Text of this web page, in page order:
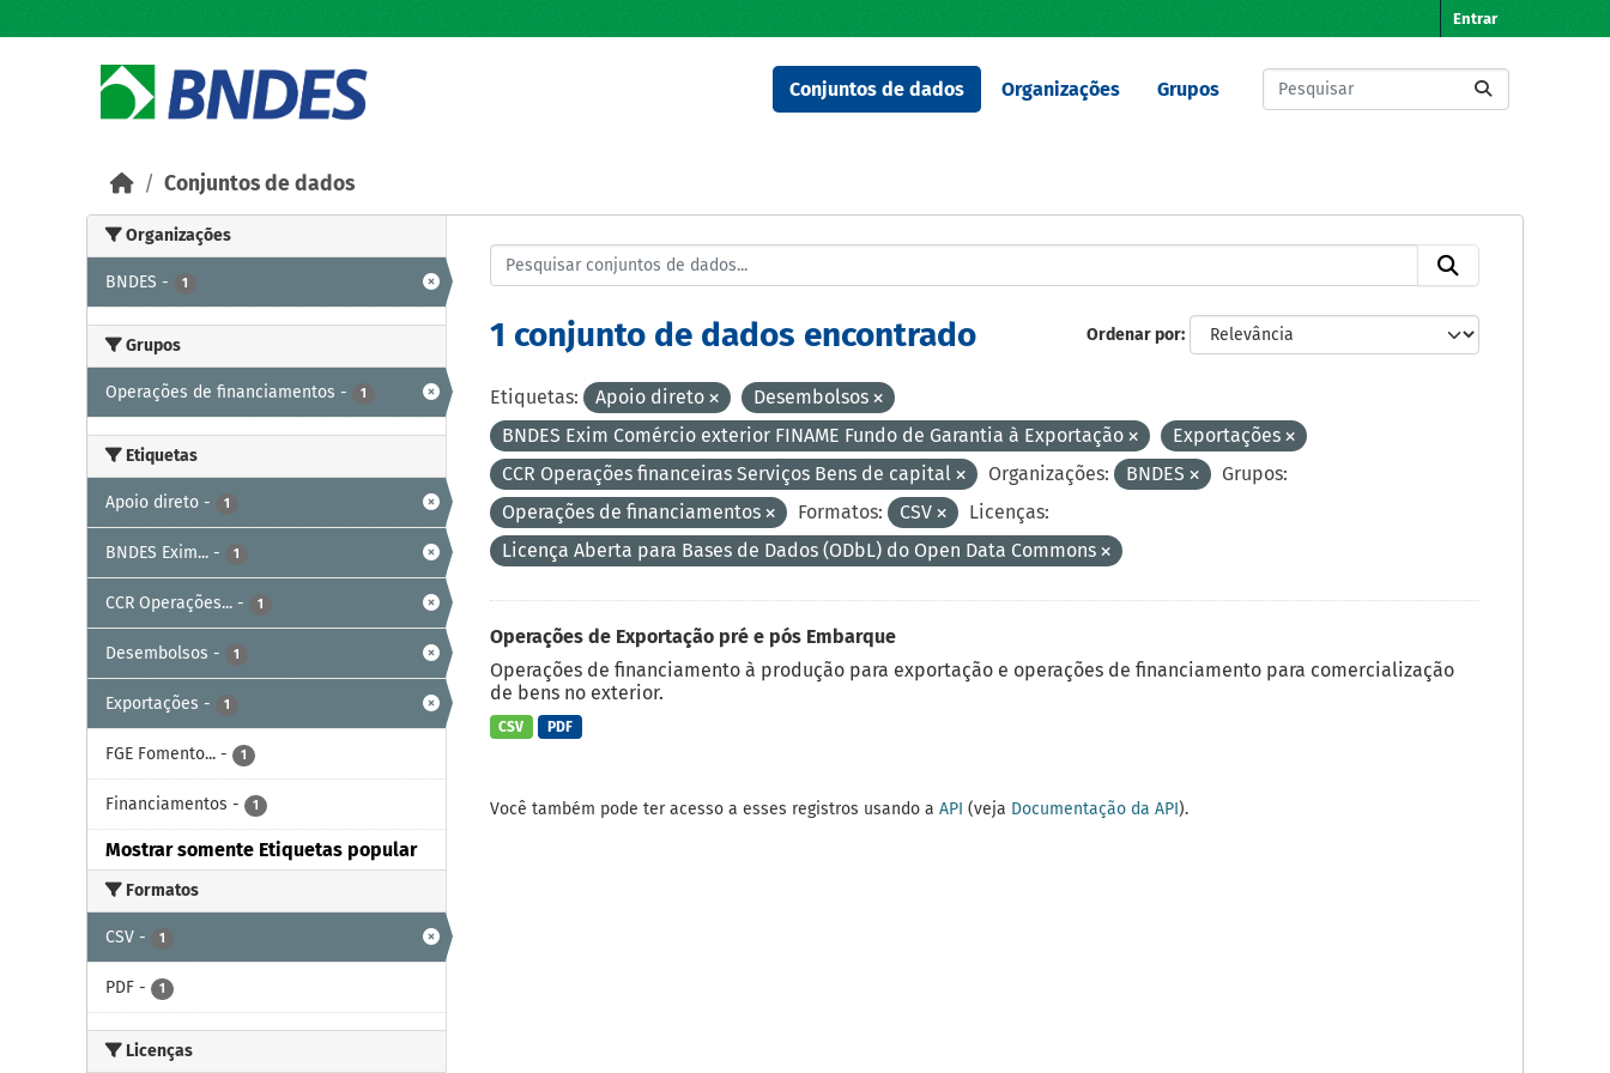
Entrar
Conjuntos de dados Organizações Grupos
Conjuntos de dados
Organizações
BNDES - 1
Grupos
Operações de financiamentos - 1
Etiquetas
Apoio direto - 1
BNDES Exim... - 1
CCR Operações... - 1
Desembolsos - 1
Exportações - 1
FGE Fomento... - 1
Financiamentos - 1
Mostrar somente Etiquetas popular
Formatos
CSV - 1
PDF - 1
Licenças
Ordenar por
1 conjunto de dados encontrado
Etiquetas: Apoio direto
Desembolsos
BNDES Exim Comércio exterior FINAME Fundo de Garantia à Exportação
Exportações
CCR Operações financeiras Serviços Bens de capital
Organizações: BNDES
Grupos:
Operações de financiamentos
Formatos: CSV
Licenças:
Licença Aberta para Bases de Dados (ODbL) do Open Data Commons
Operações de Exportação pré e pós Embarque
Operações de financiamento à produção para exportação e operações de financiamento para comercialização
de bens no exterior.
CSV PDF
Você também pode ter acesso a esses registros usando a API (veja Documentação da API).